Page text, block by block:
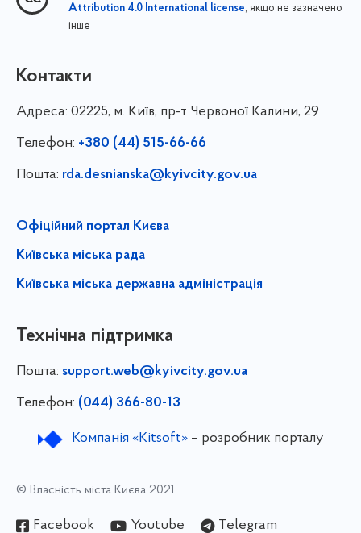
Attribution 4.0 International license, якщо не зазначено
інше
Контакти
Адреса: 02225, м. Київ, пр-т Червоної Калини, 29
Телефон: +380 (44) 515-66-66
Пошта: rda.desnianska@kyivcity.gov.ua
Офіційний портал Києва
Київська міська рада
Київська міська державна адміністрація
Технічна підтримка
Пошта: support.web@kyivcity.gov.ua
Телефон: (044) 366-80-13
Компанія «Kitsoft»– розробник порталу
© Власність міста Києва 2021
Facebook Youtube Telegram